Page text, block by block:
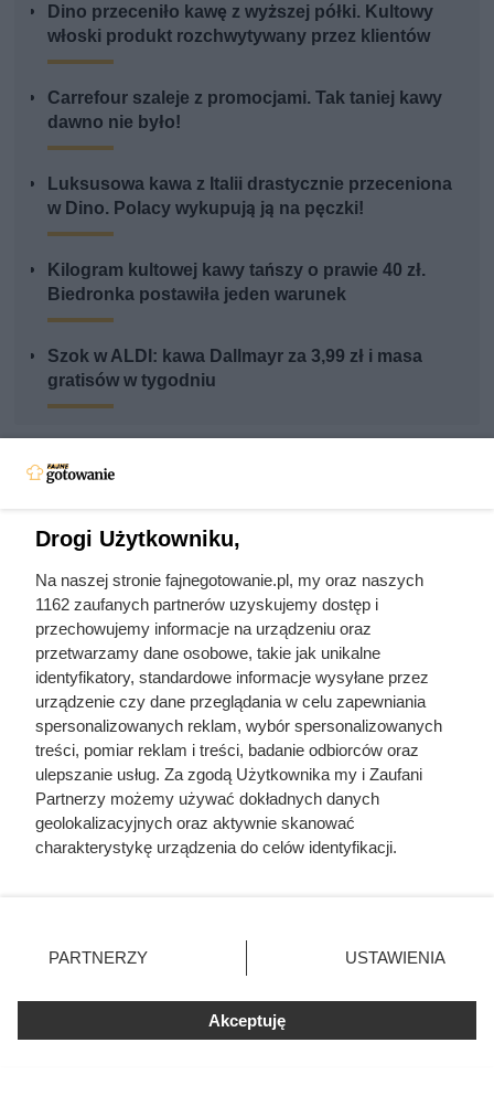
Dino przeceniło kawę z wyższej półki. Kultowy
włoski produkt rozchwytywany przez klientów
Carrefour szaleje z promocjami. Tak taniej kawy
dawno nie było!
Luksusowa kawa z Italii drastycznie przeceniona
w Dino. Polacy wykupują ją na pęczki!
Kilogram kultowej kawy tańszy o prawie 40 zł.
Biedronka postawiła jeden warunek
Szok w ALDI: kawa Dallmayr za 3,99 zł i masa
gratisów w tygodniu
Duża puszka 800 g za 5,49 zł w
Dino. Posiłek na 2 dni wychodzi
Drogi Użytkowniku,
Na naszej stronie fajnegotowanie.pl, my oraz naszych
1162 zaufanych partnerów uzyskujemy dostęp i
przechowujemy informacje na urządzeniu oraz
przetwarzamy dane osobowe, takie jak unikalne
identyfikatory, standardowe informacje wysyłane przez
urządzenie czy dane przeglądania w celu zapewniania
spersonalizowanych reklam, wybór spersonalizowanych
treści, pomiar reklam i treści, badanie odbiorców oraz
ulepszanie usług. Za zgodą Użytkownika my i Zaufani
Partnerzy możemy używać dokładnych danych
geolokalizacyjnych oraz aktywnie skanować
charakterystykę urządzenia do celów identyfikacji.
zmienić/wycofać klikając przycisk ustawień prywatności
znajdujący się w lewym dolnym rogu strony
rodzaje przetwarzania danych nie wymagają zgody
użytkownika, ale masz prawo sprzeciwić się takiemu
przetwarzaniu. Preferencje będą miały zastosowania tylko
PARTNERZY USTAWIENIA
Akceptuję